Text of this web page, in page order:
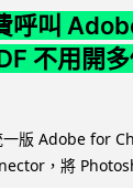
呼叫
不用開
版 Adobe for
，將